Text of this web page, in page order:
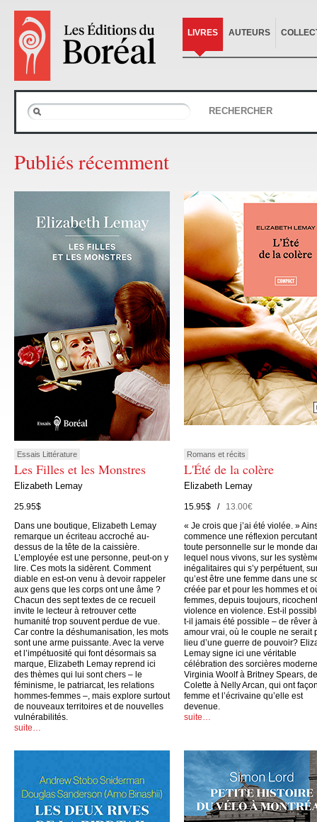
LIVRES AUTEURS
RECHERCHER
Publiés récemment
Essais Littérature
Les Filles et les Monstres
Elizabeth Lemay
25.95$
Dans une boutique, Elizabeth Lemay
remarque un écriteau accroché au-
dessus de la tête de la caissière.
L’employée est une personne, peut-on y
lire. Ces mots la sidèrent. Comment
diable en est-on venu à devoir rappeler
aux gens que les corps ont une âme ?
Chacun des sept textes de ce recueil
invite le lecteur à retrouver cette
humanité trop souvent perdue de vue.
Car contre la déshumanisation, les mots
sont une arme puissante. Avec la verve
et l’impétuosité qui font désormais sa
marque, Elizabeth Lemay reprend ici
des thèmes qui lui sont chers – le
féminisme, le patriarcat, les relations
hommes-femmes –, mais explore surtout
de nouveaux territoires et de nouvelles
vulnérabilités.
suite…
Romans et récits
L'Été de la colère
Elizabeth Lemay
15.95$ /13.00€
« Je crois que j’ai été violée. »
commence une réflexion
toute personnelle sur le monde
lequel nous vivons, sur les
inégalitaires qui s’y perpétuent,
qu’est être une femme dans une
créée par et pour les hommes et
femmes, depuis toujours,
violence en violence. Est-il
t-il jamais été possible – de rêver
amour vrai, où le couple ne serait
lieu d’une guerre de pouvoir?
Lemay signe ici une véritable
célébration des sorcières
Virginia Woolf à Britney Spears, de
Colette à Nelly Arcan, qui ont
femme et l’écrivaine qu’elle est
devenue.
suite…